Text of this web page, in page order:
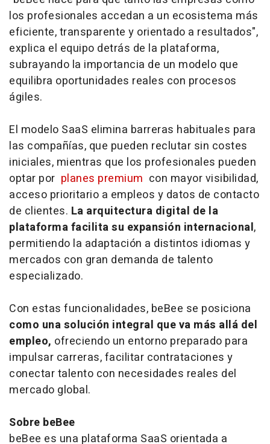
los profesionales accedan a un ecosistema más
eficiente, transparente y orientado a resultados",
explica el equipo detrás de la plataforma,
subrayando la importancia de un modelo que
equilibra oportunidades reales con procesos
ágiles.
El modelo SaaS elimina barreras habituales para
las compañías, que pueden reclutar sin costes
iniciales, mientras que los profesionales pueden
optar por planes premium con mayor visibilidad,
acceso prioritario a empleos y datos de contacto
de clientes. La arquitectura digital de la
plataforma facilita su expansión internacional,
permitiendo la adaptación a distintos idiomas y
mercados con gran demanda de talento
especializado.
Con estas funcionalidades, beBee se posiciona
como una solución integral que va más allá del
empleo, ofreciendo un entorno preparado para
impulsar carreras, facilitar contrataciones y
conectar talento con necesidades reales del
mercado global.
Sobre beBee
beBee es una plataforma SaaS orientada a